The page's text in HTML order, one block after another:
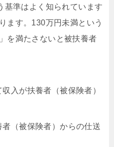
基準はよく知られています
ます。130万円未満という
を満たさないと被扶養者
入が扶養者（被保険者）
（被保険者）からの仕送